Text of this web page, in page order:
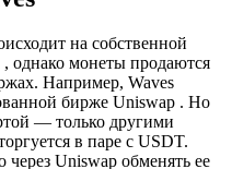
на собственной
однако монеты продаются
Например, Waves
бирже Uniswap . Но
— только другими
в паре с USDT.
через Uniswap обменять ее